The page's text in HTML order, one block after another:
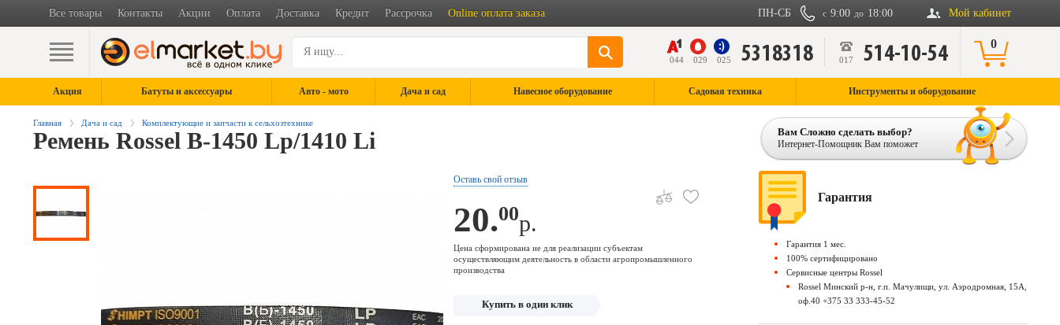
Все товары Контакты Акции Оплата Доставка Кредит Рассрочка Online оплата заказа Мой кабинет
с 9:00 до 18:00
ПН-СБ
044 029 025 5318318 017 514-10-54 0
Акция Батуты и аксессуары Авто - мото Дача и сад Навесное оборудование Садовая техника Инструменты и оборудование
Главная Дача и сад Комплектующие и запчасти к сельхозтехнике
Ремень Rossel В-1450 Lp/1410 Li Вам Сложно сделать выбор?
Интернет-Помощник Вам поможет
Оставь свой отзыв
20.00р.
Цена сформирована не для реализации субъектам
осуществляющим деятельность в области агропромышленного
производства
Купить в один клик
Гарантия
Гарантия 1 мес.
100% сертифицировано
Сервисные центры Rossel
Rossel Минский р-н, г.п. Мачулищи, ул. Аэродромная, 15А,
оф.40 +375 33 333-45-52